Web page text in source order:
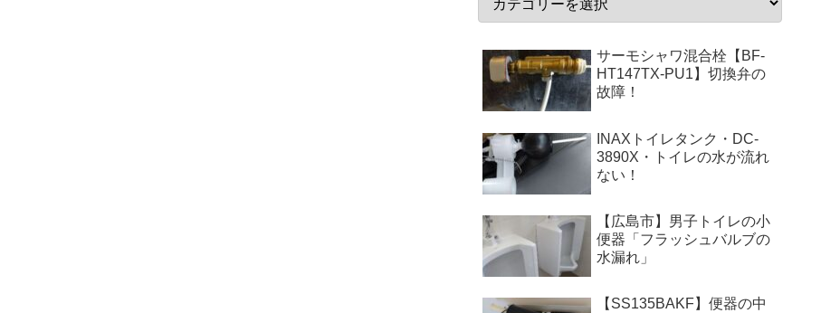
サーモシャワ混合栓【BF-
HT147TX-PU1】切換弁の
故障！
INAXトイレタンク・DC-
3890X・トイレの水が流れ
ない！
【広島市】男子トイレの小
便器「フラッシュバルブの
水漏れ」
【SS135BAKF】便器の中